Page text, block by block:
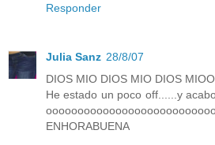
Responder
Julia Sanz 28/8/07
DIOS MIO DIOS MIO DIOS
He estado un poco off......y
ENHORABUENA